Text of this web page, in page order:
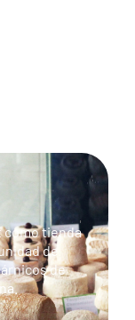
como tienda
de
de